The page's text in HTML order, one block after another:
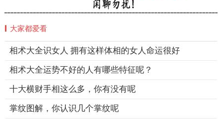
大家都爱看
相术大全识女人 拥有这样体相的女人命运很好
相术大全运势不好的人有哪些特征呢？
十大横财手相这么多，你有没有呢
掌纹图解，你认识几个掌纹呢